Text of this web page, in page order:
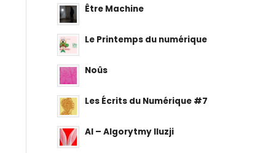
Être Machine
Le Printemps du numérique
Noûs
Les Écrits du Numérique #7
AI – Algorytmy Iluzji